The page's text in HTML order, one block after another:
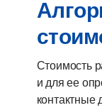
Стоимость
и для ее
контактные